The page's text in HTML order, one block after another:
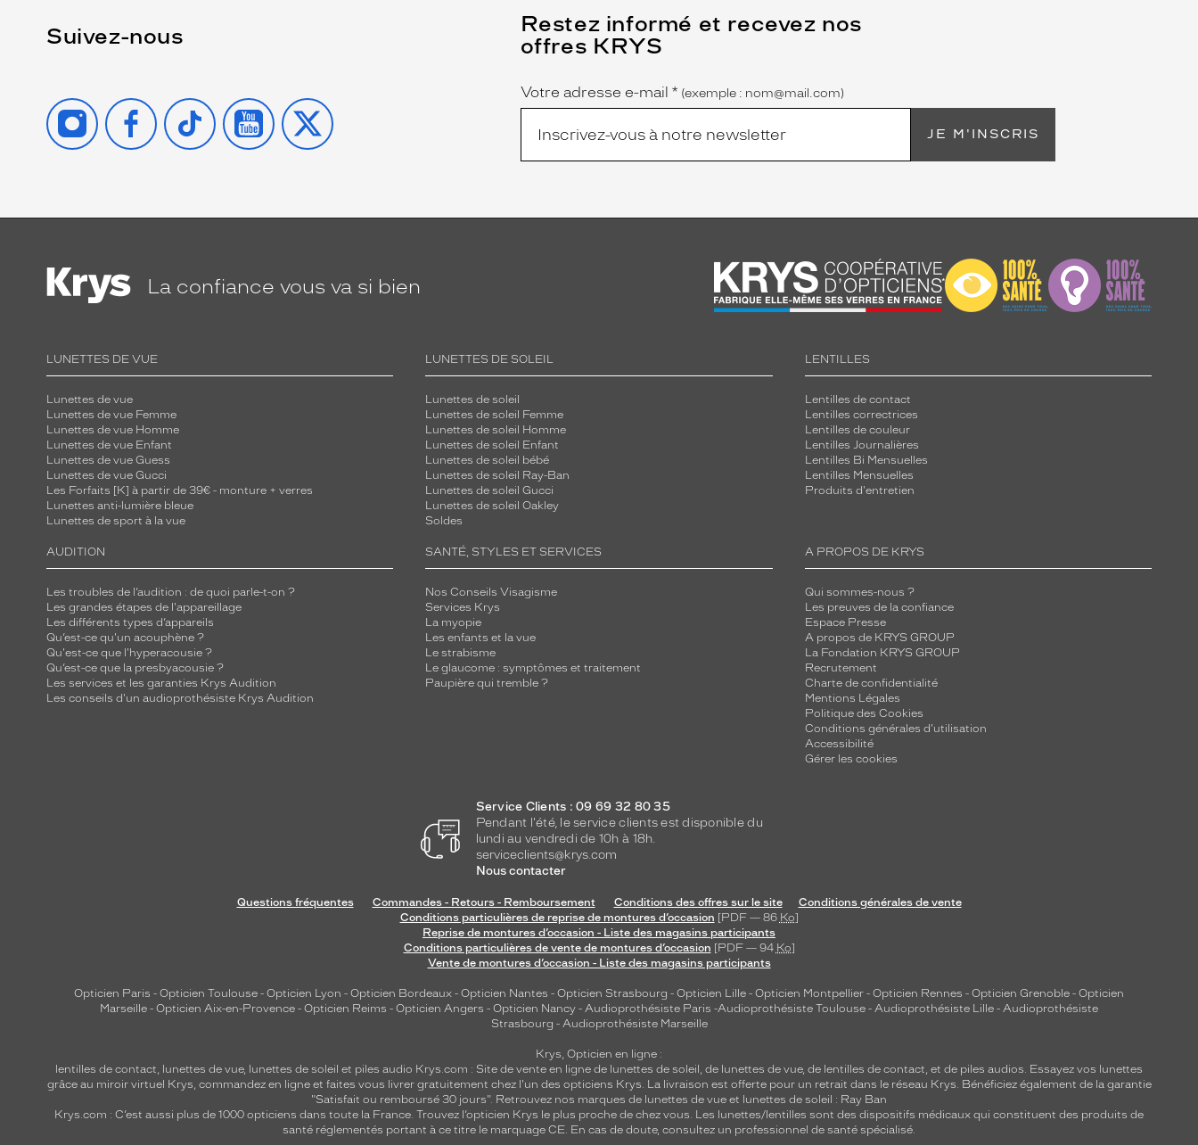
Suivez-nous
INSTAGRAMFACEBOOK
TIKTOK YOUTUBE
X
Restez informé et recevez nos
offres KRYS
Name
Votre adresse e-mail *
(Ce
champ
est
obligatoire)
(exemple : nom@mail.com)
JE M'INSCRIS
La confiance vous va si bien
LUNETTES DE VUE
Lunettes de vue
Lunettes de vue Femme
Lunettes de vue Homme
Lunettes de vue Enfant
Lunettes de vue Guess
Lunettes de vue Gucci
Les Forfaits [K] à partir de 39€ - monture + verres
Lunettes anti-lumière bleue
Lunettes de sport à la vue
LUNETTES DE SOLEIL
Lunettes de soleil
Lunettes de soleil Femme
Lunettes de soleil Homme
Lunettes de soleil Enfant
Lunettes de soleil bébé
Lunettes de soleil Ray-Ban
Lunettes de soleil Gucci
Lunettes de soleil Oakley
Soldes
LENTILLES
Lentilles de contact
Lentilles correctrices
Lentilles de couleur
Lentilles Journalières
Lentilles Bi Mensuelles
Lentilles Mensuelles
Produits d'entretien
AUDITION
Les troubles de l’audition : de quoi parle-t-on ?
Les grandes étapes de l'appareillage
Les différents types d’appareils
Qu’est-ce qu'un acouphène ?
Qu'est-ce que l'hyperacousie ?
Qu’est-ce que la presbyacousie ?
Les services et les garanties Krys Audition
Les conseils d'un audioprothésiste Krys Audition
SANTÉ, STYLES ET SERVICES
Nos Conseils Visagisme
Services Krys
La myopie
Les enfants et la vue
Le strabisme
Le glaucome : symptômes et traitement
Paupière qui tremble ?
A PROPOS DE KRYS
Qui sommes-nous ?
Les preuves de la confiance
Espace Presse
A propos de KRYS GROUP
La Fondation KRYS GROUP
Recrutement
Charte de confidentialité
Mentions Légales
Politique des Cookies
Conditions générales d'utilisation
Accessibilité
Gérer les cookies
Service Clients : 09 69 32 80 35
Pendant l'été, le service clients est disponible du
lundi au vendredi de 10h à 18h.
serviceclients@krys.com
Nous contacter
Questions fréquentes Commandes - Retours - Remboursement Conditions des offres sur le site
Conditions générales de vente
Conditions particulières de reprise de montures d’occasion [PDF — 86 Ko]
Reprise de montures d’occasion - Liste des magasins participants
Conditions particulières de vente de montures d’occasion [PDF — 94 Ko]
Vente de montures d’occasion - Liste des magasins participants
Opticien Paris - Opticien Toulouse - Opticien Lyon - Opticien Bordeaux - Opticien Nantes - Opticien Strasbourg - Opticien Lille - Opticien Montpellier - Opticien Rennes - Opticien Grenoble - Opticien
Marseille - Opticien Aix-en-Provence - Opticien Reims - Opticien Angers - Opticien Nancy - Audioprothésiste Paris -Audioprothésiste Toulouse - Audioprothésiste Lille - Audioprothésiste
Strasbourg - Audioprothésiste Marseille
Krys, Opticien en ligne :
lentilles de contact, lunettes de vue, lunettes de soleil et piles audio Krys.com : Site de vente en ligne de lunettes de soleil, de lunettes de vue, de lentilles de contact, et de piles audios. Essayez vos lunettes
grâce au miroir virtuel Krys, commandez en ligne et faites vous livrer gratuitement chez l'un des opticiens Krys. La livraison est offerte pour un retrait dans le réseau Krys. Bénéficiez également de la garantie
"Satisfait ou remboursé 30 jours". Retrouvez nos marques de lunettes de vue et lunettes de soleil : Ray Ban
Krys.com : C’est aussi plus de 1000 opticiens dans toute la France. Trouvez l’opticien Krys le plus proche de chez vous. Les lunettes/lentilles sont des dispositifs médicaux qui constituent des produits de
santé réglementés portant à ce titre le marquage CE. En cas de doute, consultez un professionnel de santé spécialisé.